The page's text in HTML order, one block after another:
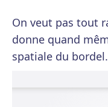
On veut pas tout
donne quand
spatiale du bordel.